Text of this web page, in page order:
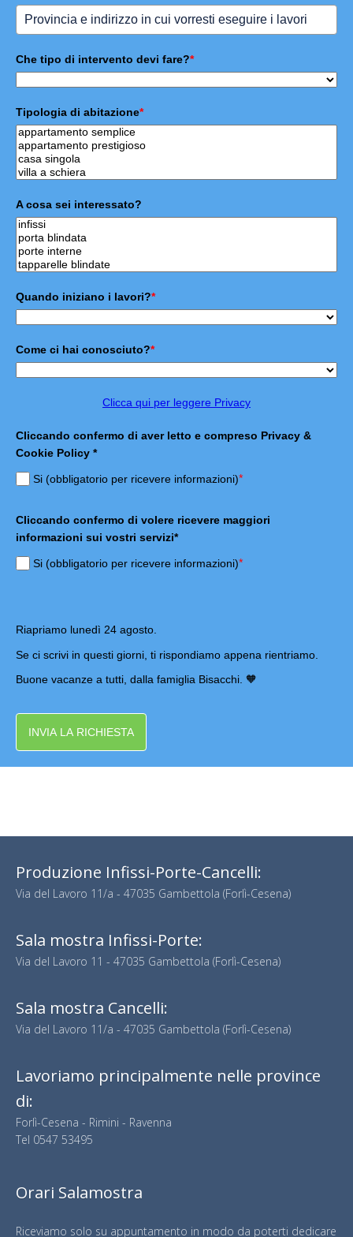
Che tipo di intervento devi fare?*
Tipologia di abitazione*
A cosa sei interessato?
Quando iniziano i lavori?*
Come ci hai conosciuto?*
Clicca qui per leggere Privacy
Cliccando confermo di aver letto e compreso Privacy &
Cookie Policy *
Si (obbligatorio per ricevere informazioni)*
Cliccando confermo di volere ricevere maggiori
informazioni sui vostri servizi*
Si (obbligatorio per ricevere informazioni)*
Riapriamo lunedì 24 agosto.
Se ci scrivi in questi giorni, ti rispondiamo appena rientriamo.
Buone vacanze a tutti, dalla famiglia Bisacchi. 🧡
INVIA LA RICHIESTA
Produzione Infissi-Porte-Cancelli:
Via del Lavoro 11/a - 47035 Gambettola (Forlì-Cesena)
Sala mostra Infissi-Porte:
Via del Lavoro 11 - 47035 Gambettola (Forlì-Cesena)
Sala mostra Cancelli:
Via del Lavoro 11/a - 47035 Gambettola (Forlì-Cesena)
Lavoriamo principalmente nelle province
di:
Forlì-Cesena - Rimini - Ravenna
Tel 0547 53495
Orari Salamostra
Riceviamo solo su appuntamento in modo da poterti dedicare